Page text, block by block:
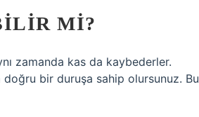
MI?
zamanda kas da kaybederler.
doğru bir duruşa sahip olursunuz. Bu